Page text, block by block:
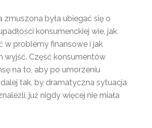
zmuszona była ubiegać się o
konsumenckiej wie, jak
w problemy finansowe i jak
wyjść. Część konsumentów
na to, aby po umorzeniu
tak, by dramatyczna sytuacja
już nigdy więcej nie miała